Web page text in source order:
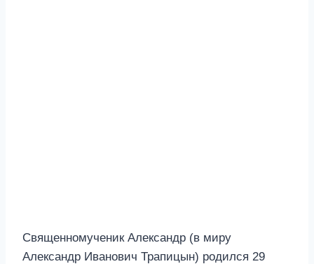
Священномученик Александр (в миру
Александр Иванович Трапицын) родился 29